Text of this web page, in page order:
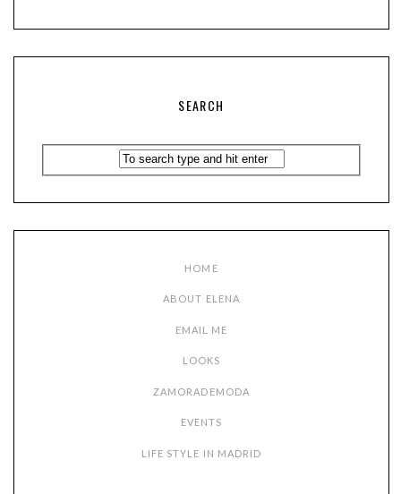
SEARCH
HOME
ABOUT ELENA
EMAIL ME
LOOKS
ZAMORADEMODA
EVENTS
LIFE STYLE IN MADRID